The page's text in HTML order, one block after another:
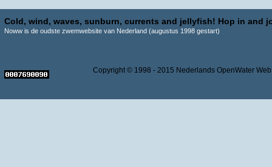
Cold, wind, waves, sunburn, currents and jellyfish! Hop in and
Noww is de oudste zwemwebsite van Nederland (augustus 1998 gestart)
Copyright © 1998 - 2015 Nederlands OpenWater